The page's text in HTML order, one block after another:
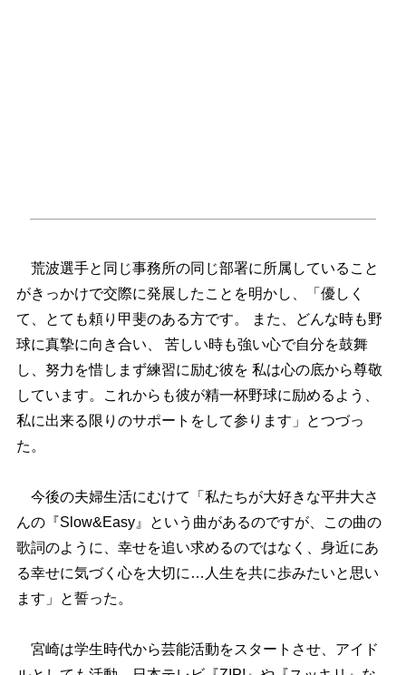
荒波選手と同じ事務所の同じ部署に所属していること
がきっかけで交際に発展したことを明かし、「優しく
て、とても頼り甲斐のある方です。 また、どんな時も野
球に真摯に向き合い、 苦しい時も強い心で自分を鼓舞
し、努力を惜しまず練習に励む彼を 私は心の底から尊敬
しています。これからも彼が精一杯野球に励めるよう、
私に出来る限りのサポートをして参ります」とつづっ
た。
今後の夫婦生活にむけて「私たちが大好きな平井大さ
んの『Slow&Easy』という曲があるのですが、この曲の
歌詞のように、幸せを追い求めるのではなく、身近にあ
る幸せに気づく心を大切に…人生を共に歩みたいと思い
ます」と誓った。
宮崎は学生時代から芸能活動をスタートさせ、アイド